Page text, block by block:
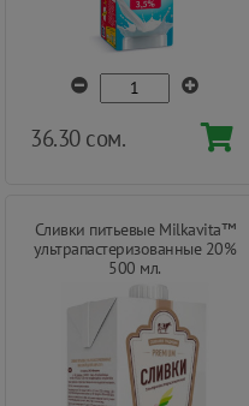
36.30 сом.
Сливки питьевые Milkavita™
ультрапастеризованные 20%
500 мл.